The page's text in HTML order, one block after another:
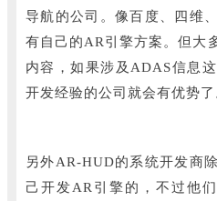
导航的公司。像百度、四维
有自己的AR引擎方案。但大
内容，如果涉及ADAS信息
开发经验的公司就会有优势了
另外AR-HUD的系统开发商
己开发AR引擎的，不过他